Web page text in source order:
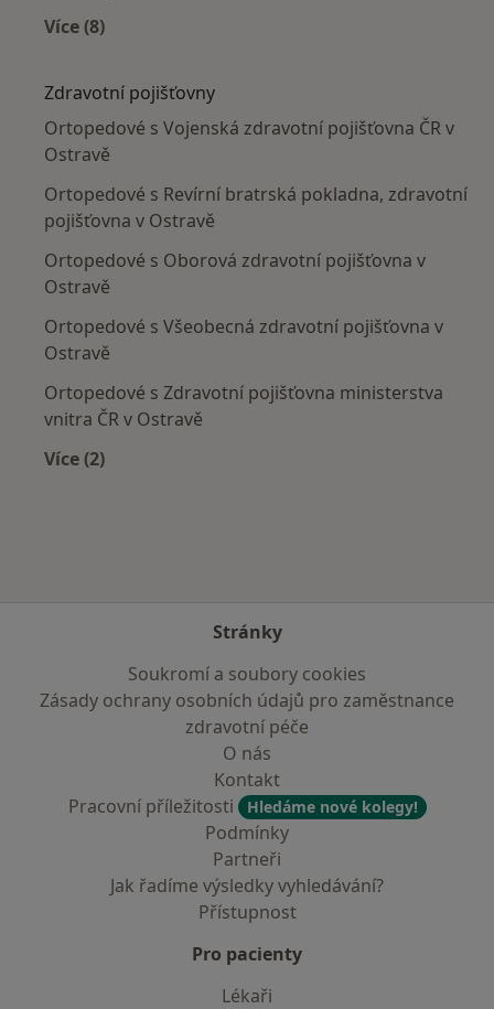
Více (8)
Zdravotní pojišťovny
Ortopedové s Vojenská zdravotní pojišťovna ČR v
Ostravě
Ortopedové s Revírní bratrská pokladna, zdravotní
pojišťovna v Ostravě
Ortopedové s Oborová zdravotní pojišťovna v
Ostravě
Ortopedové s Všeobecná zdravotní pojišťovna v
Ostravě
Ortopedové s Zdravotní pojišťovna ministerstva
vnitra ČR v Ostravě
Více (2)
Stránky
Soukromí a soubory cookies
Zásady ochrany osobních údajů pro zaměstnance
zdravotní péče
O nás
Kontakt
Pracovní příležitosti
Hledáme nové kolegy!
Podmínky
Partneři
Jak řadíme výsledky vyhledávání?
Přístupnost
Pro pacienty
Lékaři